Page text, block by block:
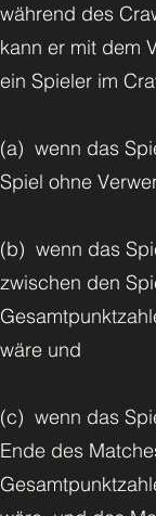
während des
kann er mit dem
ein Spieler im
(a) wenn das
Spiel ohne
(b) wenn das
zwischen den
wäre und
(c) wenn das
Ende des